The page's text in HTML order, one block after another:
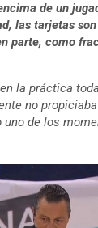
de un
las tarjetas
parte, como
en la práctica
no
uno de los